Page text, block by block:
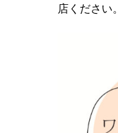
店ください。